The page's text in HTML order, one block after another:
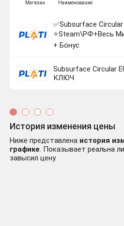
Магазин Наименование
✅Subsurface Circular
⭐Steam\РФ+Весь
+ Бонус
Subsurface Circular
КЛЮЧ
История изменения цены
Ниже представлена история
графике. Показывает реальна
завысил цену.